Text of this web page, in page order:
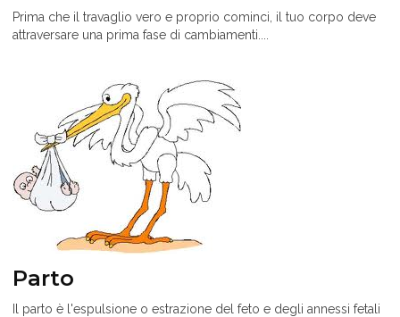
Prima che il travaglio vero e proprio cominci, il tuo corpo deve
attraversare una prima fase di cambiamenti....
Parto
Il parto è l'espulsione o estrazione del feto e degli annessi fetali